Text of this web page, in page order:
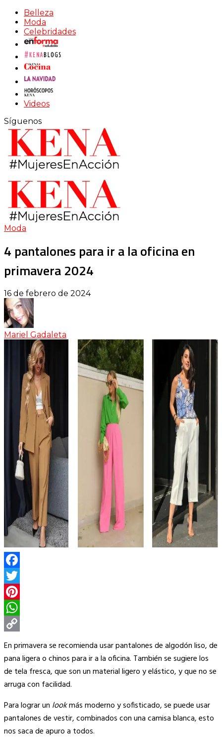
Belleza
Moda
Celebridades
Videos
Síguenos
Moda
4 pantalones para ir a la oficina en
primavera 2024
16 de febrero de 2024
Mariel Gadaleta
Facebook
Twitter
Pinterest
WhatsApp
Copy
Link
En primavera se recomienda usar pantalones de algodón liso, de
pana ligera o chinos para ir a la oficina. También se sugiere los
de tela fresca, que son un material ligero y elástico, y que no se
arruga con facilidad.
Para lograr un lookmás moderno y sofisticado, se puede usar
pantalones de vestir, combinados con una camisa blanca, esto
nos saca de apuro a todos.